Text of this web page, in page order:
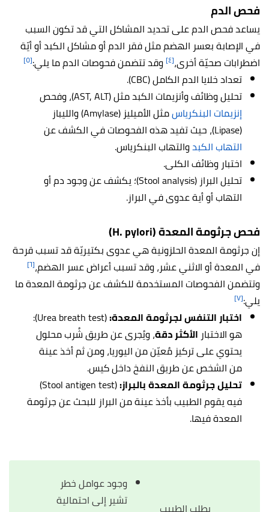
فحص الدم
يساعد فحص الدم على تحديد المشاكل التي قد تكون السبب
في الإصابة بعسر الهضم مثل فقر الدم أو مشاكل الكبد أو أيّة
اضطرابات صحيّة أخرى،[٤] وقد تتضمن فحوصات الدم ما يلي:[٥]
تعداد خلايا الدم الكامل (CBC).
تحليل وظائف وأنزيمات الكبد مثل (AST, ALT)، وفحص
إنزيمات البنكرياس
مثل الأميليز (Amylase) والليباز
(Lipase)، حيث تفيد هذه الفحوصات في الكشف عن
التهاب الكبدوالتهاب البنكرياس.
اختبار وظائف الكلى.
تحليل البراز (Stool analysis)؛ يكشف عن وجود دم أو
التهاب أو أية عدوى في البراز.
فحص جرثومة المعدة (H. pylori)
إن جرثومة المعدة الحلزونية هي عدوى بكتيريّة قد تسبب قرحة
في المعدة أو الاثني عشر، وقد تسبب أعراض عسر الهضم،[٦]
وتتضمن الفحوصات المستخدمة للكشف عن جرثومة المعدة ما
يلي:[٧]
اختبار التنفس لجرثومة المعدة:
(Urea breath test):
هو الاختبار الأكثر دقة، ويُجرى عن طريق شُرب محلول
يحتوي على تركيز مُعيّن من اليوريا، ومن ثم أخذ عينة
من الشخص عن طريق النفخ داخل كيس.
تحليل جرثومة المعدة بالبراز:
(Stool antigen test)
فيه يقوم الطبيب بأخذ عينة من البراز للبحث عن جرثومة
المعدة فيها.
وجود عوامل خطر
تشير إلى احتمالية